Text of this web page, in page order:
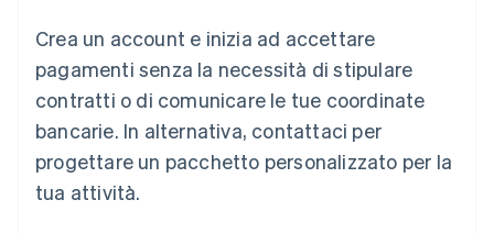
Crea un account e inizia ad accettare
pagamenti senza la necessità di stipulare
contratti o di comunicare le tue coordinate
bancarie. In alternativa, contattaci per
progettare un pacchetto personalizzato per la
tua attività.
Lussemburgo
Deutsch English
Malaysia
English 简体中文
Malta
Messico
EspañolEnglish